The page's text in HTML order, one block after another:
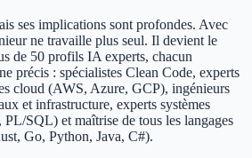
ses implications sont profondes. Avec
ne travaille plus seul. Il devient le
de 50 profils IA experts, chacun
précis : spécialistes Clean Code, experts
cloud (AWS, Azure, GCP), ingénieurs
et infrastructure, experts systèmes
SQL) et maîtrise de tous les langages
Go, Python, Java, C#).